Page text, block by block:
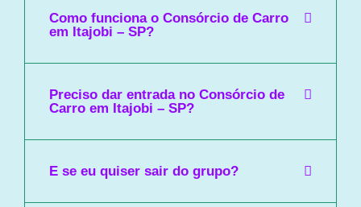
Como funciona o Consórcio de Carro
em Itajobi – SP?
Preciso dar entrada no Consórcio de
Carro em Itajobi – SP?
E se eu quiser sair do grupo?